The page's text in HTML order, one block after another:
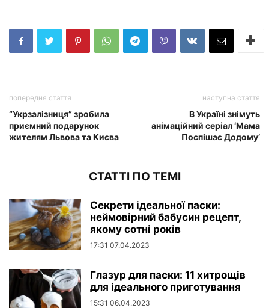
попередня стаття
“Укрзалізниця” зробила
приємний подарунок
жителям Львова та Києва
наступна стаття
В Україні знімуть
анімаційний серіал ‘Мама
Поспішає Додому’
СТАТТІ ПО ТЕМІ
Секрети ідеальної паски:
неймовірний бабусин рецепт,
якому сотні років
17:31 07.04.2023
Глазур для паски: 11 хитрощів
для ідеального приготування
15:31 06.04.2023